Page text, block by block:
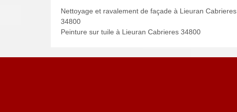
Nettoyage et ravalement de façade à Lieuran Cabrieres
34800
Peinture sur tuile à Lieuran Cabrieres 34800